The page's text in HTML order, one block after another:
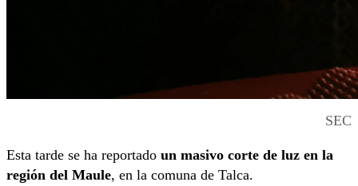
SEC
Esta tarde se ha reportado un masivo corte de luz en la
región del Maule, en la comuna de Talca.